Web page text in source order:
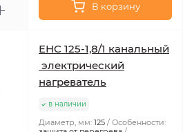
В корзину
EHC 125-1,8/1 канальный
электрический
нагреватель
в наличии
Диаметр, мм: 125
Особенности: